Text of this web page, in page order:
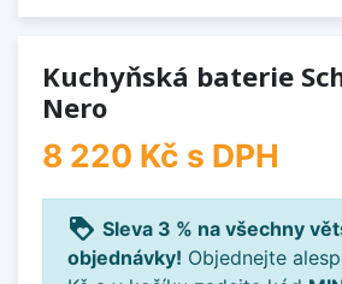
Kuchyňská baterie
Nero
8 220 Kč s DPH
loyalty Sleva 3 % na všechny
objednávky! Objednejte